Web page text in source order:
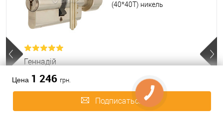
Цена 1 246 грн.
Подписаться
(40*40T) никель
Геннадій
Доброго дня.
Якій Колір воротка йде у комплекті?